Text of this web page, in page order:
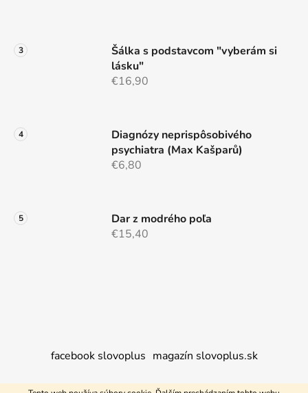
Šálka s podstavcom "vyberám si
lásku"
€16,90
Diagnózy neprispôsobivého
psychiatra (Max Kašparů)
€6,80
Dar z modrého poľa
€15,40
facebook slovoplus magazín slovoplus.sk